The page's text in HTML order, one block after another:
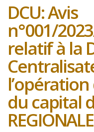
DCU: Avis
n°001/
relatif à la
du capital
REGIONALE